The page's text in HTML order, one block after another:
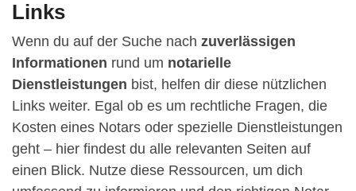
Links
Wenn du auf der Suche nach zuverlässigen
Informationen rund um notarielle
Dienstleistungen bist, helfen dir diese nützlichen
Links weiter. Egal ob es um rechtliche Fragen, die
Kosten eines Notars oder spezielle Dienstleistungen
geht – hier findest du alle relevanten Seiten auf
einen Blick. Nutze diese Ressourcen, um dich